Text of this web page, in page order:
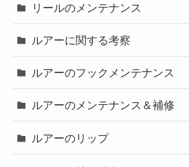
リールのメンテナンス
ルアーに関する考察
ルアーのフックメンテナンス
ルアーのメンテナンス＆補修
ルアーのリップ